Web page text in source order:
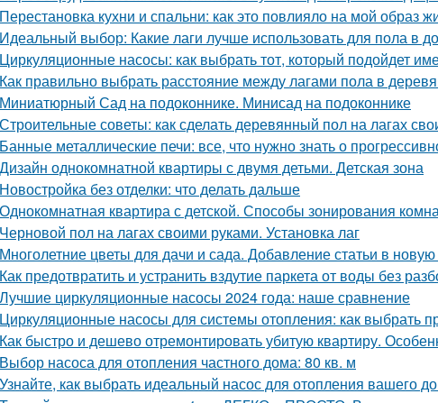
Перестановка кухни и спальни: как это повлияло на мой образ
Идеальный выбор: Какие лаги лучше использовать для пола в
Циркуляционные насосы: как выбрать тот, который подойдет
Как правильно выбрать расстояние между лагами пола в
Миниатюрный Сад на подоконнике. Минисад на подоконнике
Строительные советы: как сделать деревянный пол на лагах
Банные металлические печи: все, что нужно знать о
Дизайн однокомнатной квартиры с двумя детьми. Детская зона
Новостройка без отделки: что делать дальше
Однокомнатная квартира с детской. Способы зонирования
Черновой пол на лагах своими руками. Установка лаг
Многолетние цветы для дачи и сада. Добавление статьи в
Как предотвратить и устранить вздутие паркета от воды без
Лучшие циркуляционные насосы 2024 года: наше сравнение
Циркуляционные насосы для системы отопления: как выбрать
Как быстро и дешево отремонтировать убитую квартиру.
Выбор насоса для отопления частного дома: 80 кв. м
Узнайте, как выбрать идеальный насос для отопления вашего